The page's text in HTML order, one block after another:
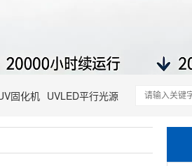
固化机 UVLED平行光源